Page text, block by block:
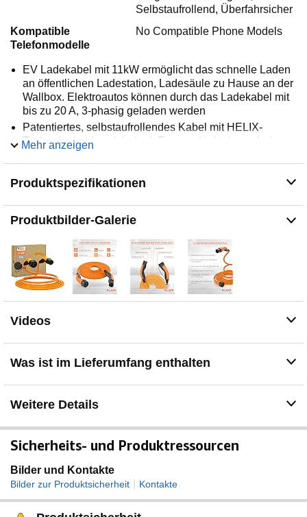
Selbstaufrollend, Überfahrsicher
Kompatible
Telefonmodelle
No Compatible Phone Models
EV Ladekabel mit 11kW ermöglicht das schnelle Laden
an öffentlichen Ladestation, Ladesäule zu Hause an der
Wallbox. Elektroautos können durch das Ladekabel mit
bis zu 20 A, 3-phasig geladen werden
Patentiertes, selbstaufrollendes Kabel mit HELIX-
Technologie, das sich dank Formgedächtnis nach dem
Selbstaufräumend und platzsparend durch
Ladevorgang, da sich das mobile E-Auto Ladekabel
selbstständig einrollt
Je nach Ladesituation bekommt man durch die
Formgebung der Ladekabel den Vorteil, dass das Typ 2
Kabel beim Ladevorgang nur wenige Berührungspunkte
am Boden hat und dadurch sauber bleibt
IP 55 schützt vor dem Eindringen von Staub, Schmutz
und Wasser. Hochgradig robuste, überfahrsichere
Ladekabel und Stecker mit versilberten Kontakten
garantieren besondere Langlebigkeit
Mehr anzeigen
Produktspezifikationen
Produktbilder-Galerie
Videos
Was ist im Lieferumfang enthalten
Weitere Details
Sicherheits- und Produktressourcen
Bilder und Kontakte
Bilder zur Produktsicherheit Kontakte